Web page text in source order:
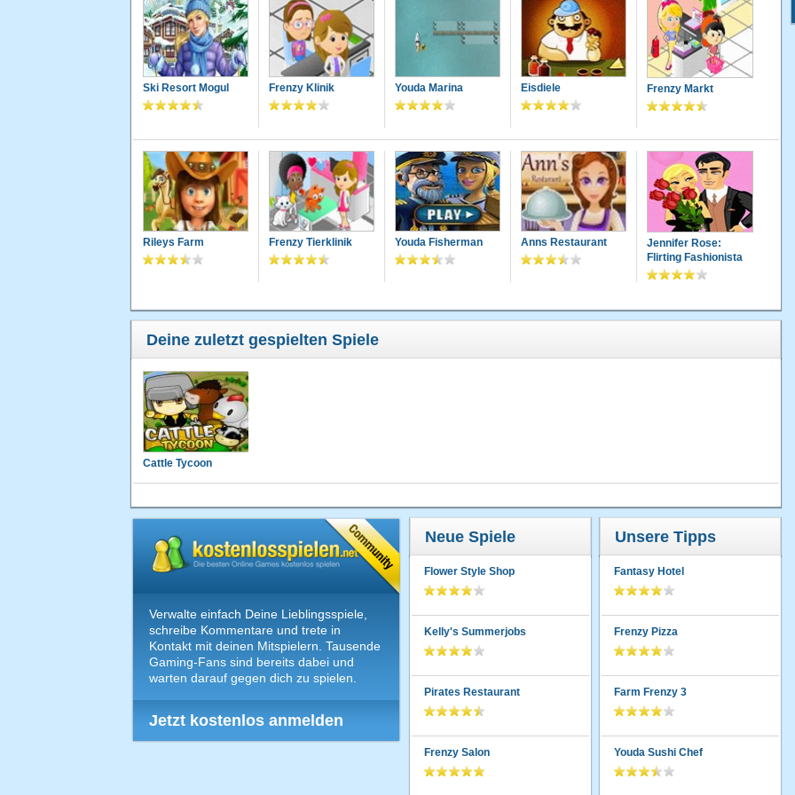
Ski Resort Mogul Frenzy Klinik Youda Marina Eisdiele Frenzy Markt
Rileys Farm Frenzy Tierklinik Youda Fisherman Anns Restaurant
Jennifer Rose:
Flirting Fashionista
Deine zuletzt gespielten Spiele
Cattle Tycoon
Verwalte einfach Deine Lieblingsspiele,
schreibe Kommentare und trete in
Kontakt mit deinen Mitspielern. Tausende
Gaming-Fans sind bereits dabei und
warten darauf gegen dich zu spielen.
Jetzt kostenlos anmelden
Neue Spiele
Flower Style Shop
Kelly's Summerjobs
Pirates Restaurant
Frenzy Salon
Unsere Tipps
Fantasy Hotel
Frenzy Pizza
Farm Frenzy 3
Youda Sushi Chef